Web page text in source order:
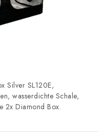
Silver SL120E,
wasserdichte Schale,
2x Diamond Box.